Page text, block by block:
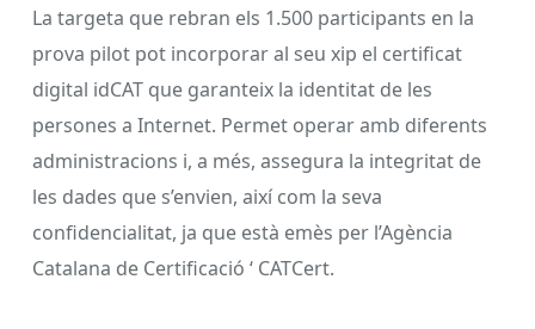
La targeta que rebran els 1.500 participants en la
prova pilot pot incorporar al seu xip el certificat
digital idCAT que garanteix la identitat de les
persones a Internet. Permet operar amb diferents
administracions i, a més, assegura la integritat de
les dades que s’envien, així com la seva
confidencialitat, ja que està emès per l’Agència
Catalana de Certificació ‘ CATCert.